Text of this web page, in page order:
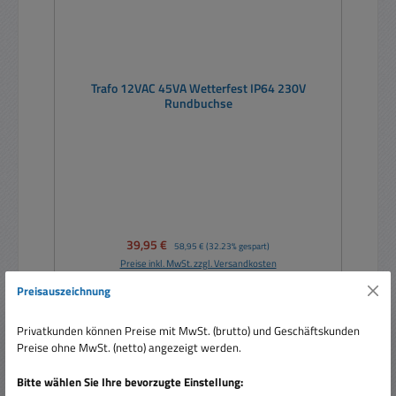
Trafo 12VAC 45VA Wetterfest IP64 230V
Rundbuchse
Verkaufspreis:
39,95 € Regulärer Preis:
58,95 € (32.23% gespart)
Preise inkl. MwSt. zzgl. Versandkosten
Preisauszeichnung
Privatkunden können Preise mit MwSt. (brutto) und Geschäftskunden
Preise ohne MwSt. (netto) angezeigt werden.
Bitte wählen Sie Ihre bevorzugte Einstellung: